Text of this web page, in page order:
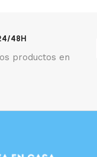
48H
productos en